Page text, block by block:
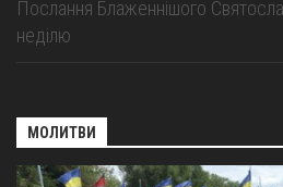
Послання Блаженнішого
неділю
МОЛИТВИ